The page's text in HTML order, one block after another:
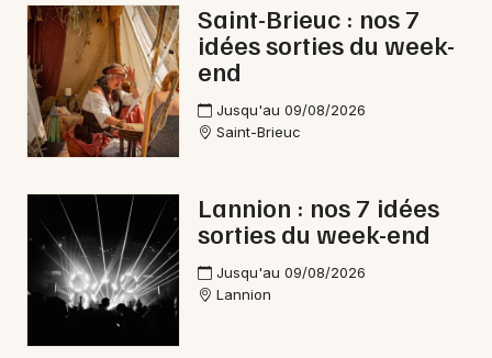
Saint-Brieuc : nos 7
idées sorties du week-
end
Jusqu'au 09/08/2026
Saint-Brieuc
Lannion : nos 7 idées
sorties du week-end
Jusqu'au 09/08/2026
Lannion